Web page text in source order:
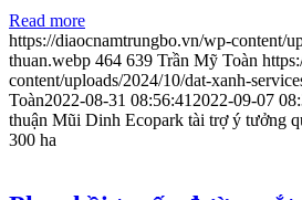
Read more
https://diaocnamtrungbo.vn/wp-content/
thuan.webp 464 639 Trần Mỹ Toàn
content/uploads/2024/10/dat-xanh-
Toàn2022-08-31 08:56:41 2022-09-07
thuận Mũi Dinh Ecopark tài trợ ý tưởng
300 ha